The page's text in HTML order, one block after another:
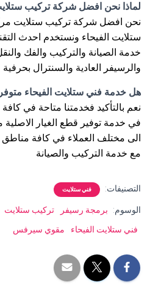
لماذا نحن افضل شركة تركيب
نحن افضل شركة تركيب ستلايت
ستلايت الفيحاء ونستخدم احدث
خدمة الصيانة والتركيب والفك
والرسيفر العادية والسنترال
هل خدمة فني ستلايت الفيحاء
نعم بالتأكيد فخدمتنا متاحة في
في خدمة توفير قطع الغيار
الى مختلف العملاء في كافة
مع خدمة التركيب والصيانة
التصنيفات: فني ستلايت
الوسوم: برمجة رسيفر تركيب ستلايت
فني ستلايت الفيحاء
مقوي سيرفس